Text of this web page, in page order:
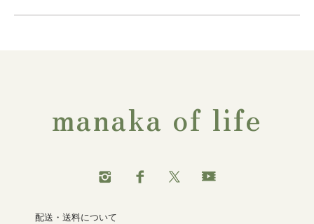
manaka of life
配送・送料について